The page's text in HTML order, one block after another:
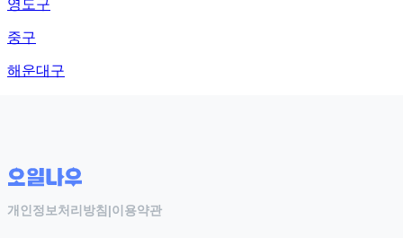
영도구
중구
해운대구
개인정보처리방침 |이용약관